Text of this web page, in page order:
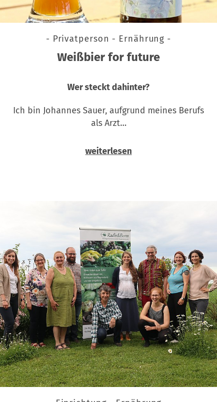
- Privatperson - Ernährung -
Weißbier for future
Wer steckt dahinter?
Ich bin Johannes Sauer, aufgrund meines Berufs
als Arzt…
weiterlesen